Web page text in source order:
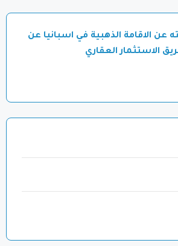
عن الاقامة الذهبية في اسبانيا عن
الاستثمار العقاري